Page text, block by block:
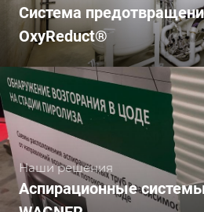
Система
OxyReduct®
Наши решения
Аспирационные